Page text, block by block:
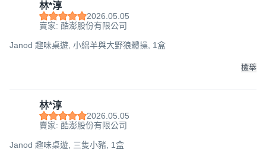
林*淳
2026.05.05
賣家: 酷澎股份有限公司
Janod 趣味桌遊, 小綿羊與大野狼體操, 1盒
檢舉
林*淳
2026.05.05
賣家: 酷澎股份有限公司
Janod 趣味桌遊, 三隻小豬, 1盒